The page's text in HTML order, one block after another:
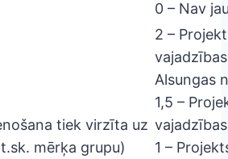
0 – Nav
tiek virzīta uz
mērķa grupu)
2 –
Alsungas
1,5 –
1 –